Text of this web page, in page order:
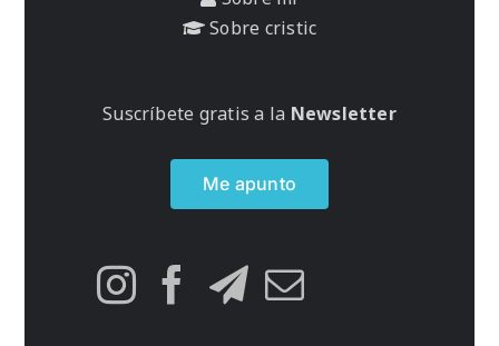
Sobre cristic
Suscríbete gratis a la Newsletter
Me apunto